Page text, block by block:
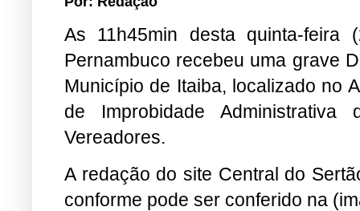
As 11h45min desta quinta-
Pernambuco recebeu uma grave
Município de Itaiba, localizado no
de Improbidade
Vereadores.
A redação do site Central do
conforme pode ser conferido na